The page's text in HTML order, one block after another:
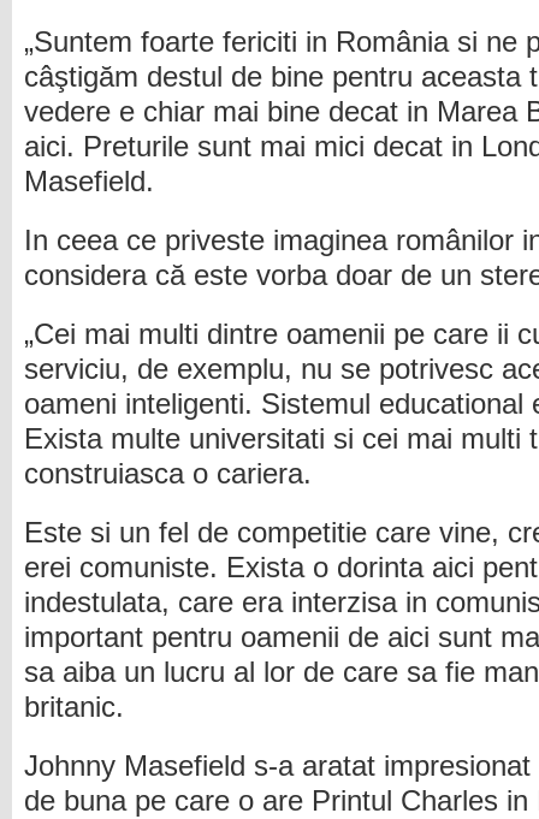
„Suntem foarte fericiti in România si ne
câştigăm destul de bine pentru aceasta
vedere e chiar mai bine decat in Marea
aici. Preturile sunt mai mici decat in
Masefield.
In ceea ce priveste imaginea românilor
considera că este vorba doar de un
„Cei mai multi dintre oamenii pe care ii
serviciu, de exemplu, nu se potrivesc
oameni inteligenti. Sistemul educational
Exista multe universitati si cei mai multi
construiasca o cariera.
Este si un fel de competitie care vine,
erei comuniste. Exista o dorinta aici
indestulata, care era interzisa in
important pentru oamenii de aici sunt
sa aiba un lucru al lor de care sa fie
britanic.
Johnny Masefield s-a aratat
de buna pe care o are Printul Charles